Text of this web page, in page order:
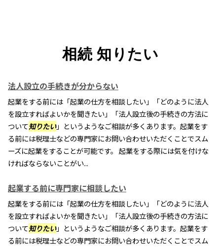
相続 知りたい
法人設立の手続きが分からない
起業をする前には「起業の仕方を相談したい」「どのように法人
を設立すればよいかを聞きたい」「法人設立後の手続きの方法に
ついて知りたい」というようなご相談が多くあります。起業をす
る前には税理士などの専門家にお問い合わせいただくことでスム
ーズに起業をすることが可能です。 起業をする際には気を付けな
ければならないことがい...
起業する前に専門家に相談したい
起業をする前には「起業の仕方を相談したい」「どのように法人
を設立すればよいかを聞きたい」「法人設立後の手続きの方法に
ついて知りたい」というようなご相談が多くあります。起業をす
る前には税理士などの専門家にお問い合わせいただくことでスム